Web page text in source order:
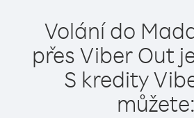
Volání do
přes Viber Out
S kredity
můžete: